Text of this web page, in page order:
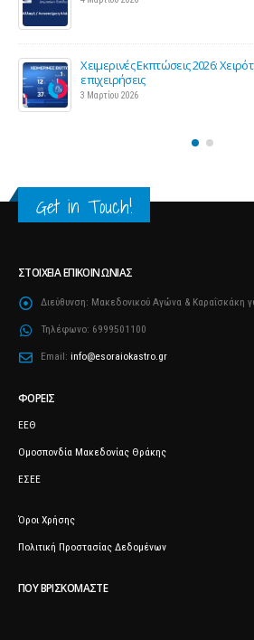
Χειμερινές Εκπτώσεις 2026:
επιχειρήσεις
3 Μαρτίου 2026
Get in Touch!
ΣΤΟΙΧΕΊΑ ΕΠΙΚΟΙΝΩΝΊΑΣ
Διεύθυνση: Μακεδονικού Αγώνα & Καραΐσκάκη
Τηλέφωνο: 6999501100
Email: info@esoraiokastro.gr
ΦΟΡΕΊΣ
ΕΕΘ
Ομοσπονδία Μακεδονίας Θράκης
ΕΣΕΕ
Όροι Χρήσης
Πολιτική Προστασίας Δεδομένων
ΠΟΥ ΒΡΙΣΚΌΜΑΣΤΕ